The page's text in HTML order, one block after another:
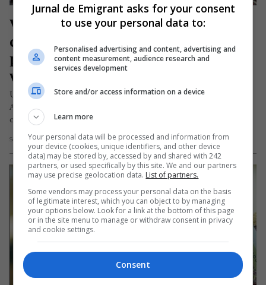
Vârsta medie a autoturismelor și
camioanelor în Europa. România,
printre țările cu cele mai vechi
vehicule
Un studiu foarte recent, publicat de ACEA (European
Automobile Manufacturers Association), ne permite să
cunoaștem vârsta vehiculelor care circulă pe…
Scris de Daniela Stoica - marți, 18 august 2020
Jurnal de Emigrant asks for your consent
to use your personal data to:
Personalised advertising and content, advertising and
content measurement, audience research and
services development
Store and/or access information on a device
Learn more
Your personal data will be processed and information from
your device (cookies, unique identifiers, and other device
data) may be stored by, accessed by and shared with 242
partners, or used specifically by this site. We and our partners
may use precise geolocation data. List of partners.
Some vendors may process your personal data on the basis
of legitimate interest, which you can object to by managing
your options below. Look for a link at the bottom of this page
or in the site menu to manage or withdraw consent in privacy
and cookie settings.
Consent